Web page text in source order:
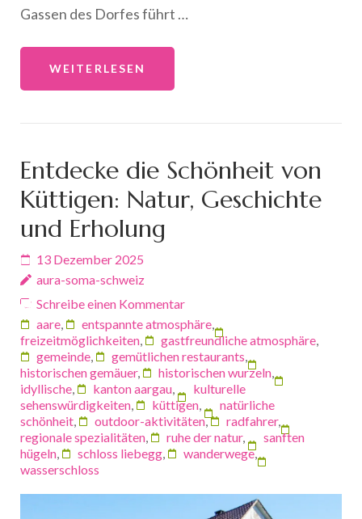
Gassen des Dorfes führt …
WEITERLESEN
Entdecke die Schönheit von
Küttigen: Natur, Geschichte
und Erholung
13 Dezember 2025
aura-soma-schweiz
Schreibe einen Kommentar
aare, entspannte atmosphäre,
freizeitmöglichkeiten, gastfreundliche atmosphäre,
gemeinde, gemütlichen restaurants,
historischen gemäuer, historischen wurzeln,
idyllische, kanton aargau,
kulturelle
sehenswürdigkeiten, küttigen,
natürliche
schönheit, outdoor-aktivitäten, radfahrer,
regionale spezialitäten, ruhe der natur,
sanften
hügeln, schloss liebegg, wanderwege,
wasserschloss